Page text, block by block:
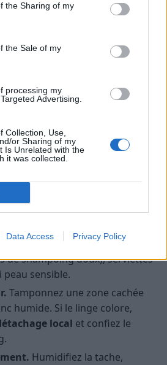
the Sharing of my
the Sale of my
processing my
Advertising.
Collection, Use,
or Sharing of my
Is Unrelated with the
it was collected.
Data Access Privacy Policy
et sûre)
sans laver entièrementle
le brossage évitent des
la durée de vie des pièces
Quand un lavage
procédure de base à la main
à la main universelle
et les outils.Bassine ou évier
à tiède (jamais chaude pour la
spéciale laine/soie (ou
de shampoing doux), serviettes
sensible.
Tamponnez une zone cachée
humide. Si le linge colore,
local et confiez le
Humidifiez la tache,